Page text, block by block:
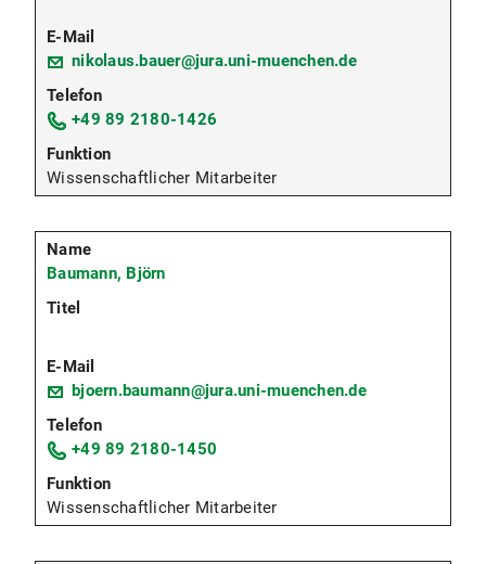
nikolaus.bauer@jura.uni-muenchen.de
+49 89 2180-1426
Wissenschaftlicher Mitarbeiter
Baumann, Björn
bjoern.baumann@jura.uni-muenchen.de
+49 89 2180-1450
Wissenschaftlicher Mitarbeiter